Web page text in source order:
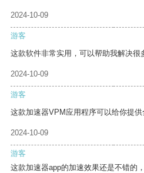
2024-10-09
游客
这款软件非常实用，可以帮助我解决很
2024-10-09
游客
这款加速器VPM应用程序可以给你提供
2024-10-09
游客
这款加速器app的加速效果还是不错的